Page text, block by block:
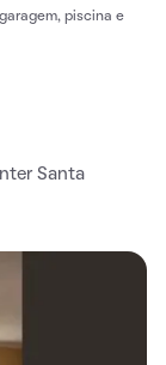
piscina e
Santa